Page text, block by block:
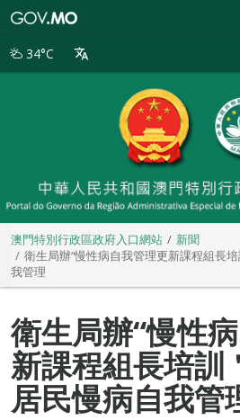
別
34°C
澳門特別行政區政府入口網站
新聞
衛生局辦“慢性病自我管理更新課程組長
我管理
衛生局辦“慢性
新課程組長培訓
居民慢病自我管